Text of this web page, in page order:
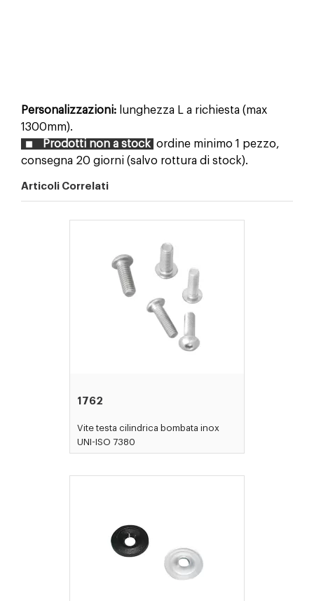
Personalizzazioni: lunghezza L a richiesta (max
1300mm).
Prodotti non a stock ordine minimo 1 pezzo,
consegna 20 giorni (salvo rottura di stock).
Articoli Correlati
1762
Vite testa cilindrica bombata inox
UNI-ISO 7380